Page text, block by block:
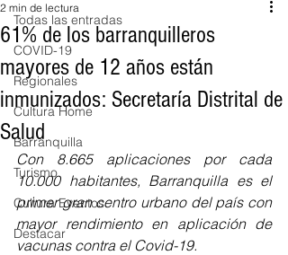
Todas las entradas
COVID-19
Regionales
Cultura Home
Barranquilla
Turismo
Cultura Eventos
Destacar
61% de los barranquilleros
mayores de 12 años están
inmunizados: Secretaría Distrital de
Salud
2 min de lectura
Con 8.665 aplicaciones por cada
10.000 habitantes, Barranquilla es el
primer gran centro urbano del país con
mayor rendimiento en aplicación de
vacunas contra el Covid-19.